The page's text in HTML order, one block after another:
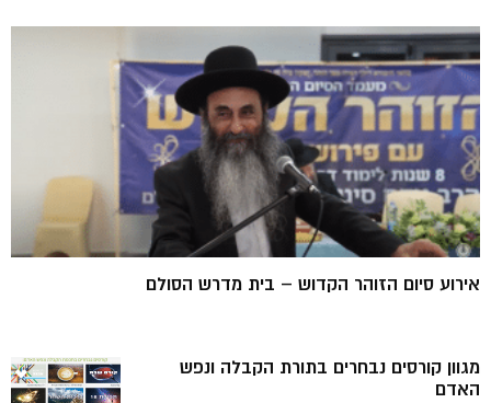
אירוע סיום הזוהר הקדוש – בית מדרש הסולם
מגוון קורסים נבחרים בתורת הקבלה ונפש
האדם